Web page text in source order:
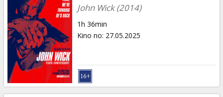
John Wick (2014)
1h 36min
Kino no: 27.05.2025